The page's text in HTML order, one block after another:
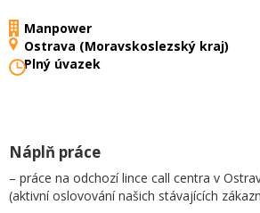
Manpower
Ostrava (Moravskoslezský kraj)
Plný úvazek
Náplň práce
– práce na odchozí lince call centra v
(aktivní oslovování našich stávajících